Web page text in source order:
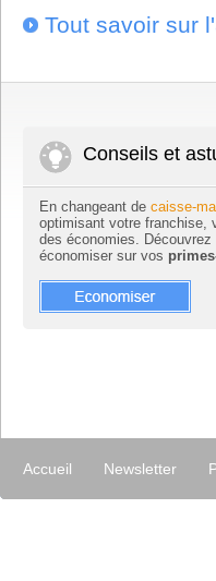
Tout savoir sur
Conseils et
En changeant de caisse-
optimisant votre franchise,
des économies.
économiser sur vos
Accueil Newsletter